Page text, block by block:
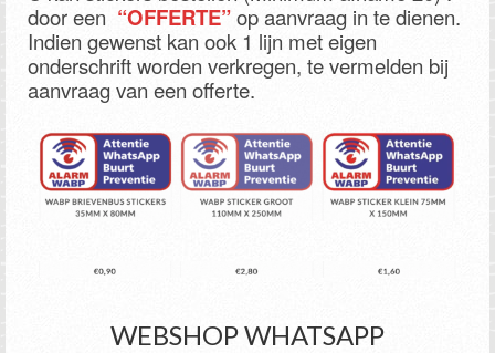
door een “OFFERTE”op aanvraag in te dienen.
Indien gewenst kan ook 1 lijn met eigen
onderschrift worden verkregen, te vermelden bij
aanvraag van een offerte.
WEBSHOP WHATSAPP